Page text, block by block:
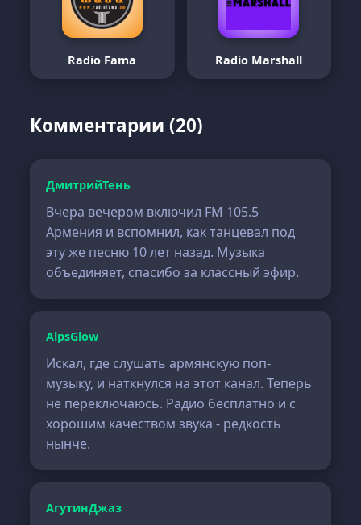
Radio Fama Radio Marshall
Комментарии (20)
ДмитрийТень
Вчера вечером включил FM 105.5
Армения и вспомнил, как танцевал под
эту же песню 10 лет назад. Музыка
объединяет, спасибо за классный эфир.
AlpsGlow
Искал, где слушать армянскую поп-
музыку, и наткнулся на этот канал. Теперь
не переключаюсь. Радио бесплатно и с
хорошим качеством звука - редкость
нынче.
АгутинДжаз